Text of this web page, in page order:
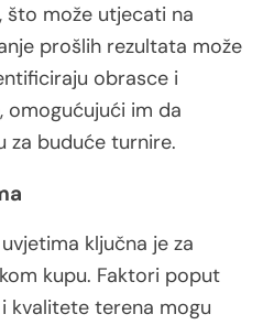
može utjecati na
prošlih rezultata može
obrasce i
omogućujući im da
za buduće turnire.
ključna je za
kupu. Faktori poput
kvalitete terena mogu